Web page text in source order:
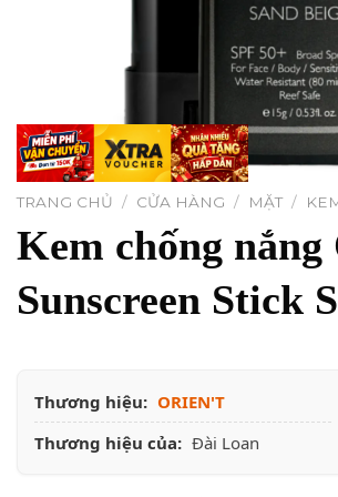
TRANG CHỦ / CỬA HÀNG / MẶT /
Kem chống nắng
Sunscreen Stick
Thương hiệu: ORIEN'T
Thương hiệu của: Đài Loan